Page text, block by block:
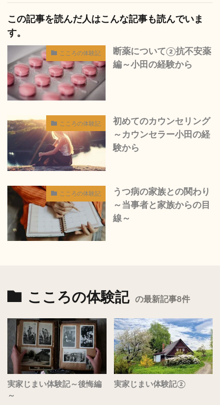
この記事を読んだ人はこんな記事も読んでいま
す。
こころの体験記
断薬について②抗不安薬
編～小田の経験から
こころの体験記
初めてのカウンセリング
～カウンセラー小田の経
験から
こころの体験記
うつ病の家族との関わり
～当事者と家族からの目
線～
こころの体験記 の最新記事8件
実家じまい体験記～後悔編
～
実家じまい体験記②